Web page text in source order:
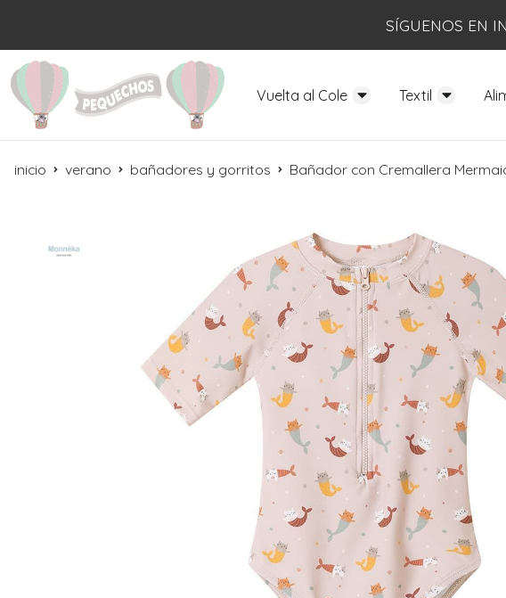
SÍGUENOS EN
Vuelta al Cole Textil
inicio verano bañadores y gorritos Bañador con Cremallera